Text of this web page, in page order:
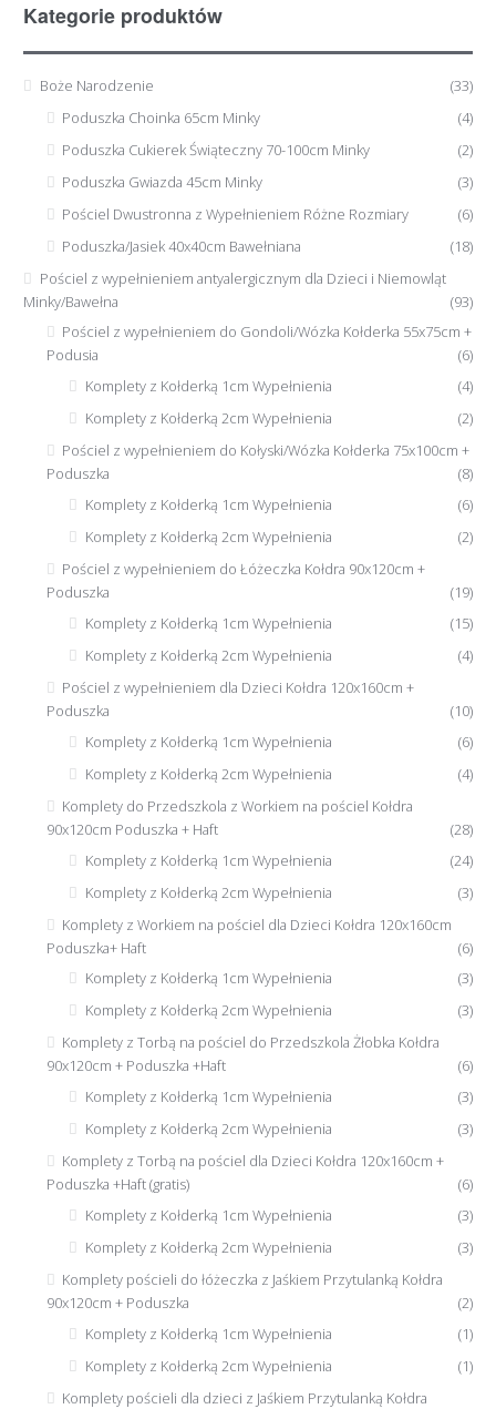
Kategorie produktów
Boże Narodzenie
(33)
Poduszka Choinka 65cm Minky
(4)
Poduszka Cukierek Świąteczny 70-100cm Minky
(2)
Poduszka Gwiazda 45cm Minky
(3)
Pościel Dwustronna z Wypełnieniem Różne Rozmiary
(6)
Poduszka/Jasiek 40x40cm Bawełniana
(18)
Pościel z wypełnieniem antyalergicznym dla Dzieci i Niemowląt
Minky/Bawełna
(93)
Pościel z wypełnieniem do Gondoli/Wózka Kołderka 55x75cm +
Podusia
(6)
Komplety z Kołderką 1cm Wypełnienia
(4)
Komplety z Kołderką 2cm Wypełnienia
(2)
Pościel z wypełnieniem do Kołyski/Wózka Kołderka 75x100cm +
Poduszka
(8)
Komplety z Kołderką 1cm Wypełnienia
(6)
Komplety z Kołderką 2cm Wypełnienia
(2)
Pościel z wypełnieniem do Łóżeczka Kołdra 90x120cm +
Poduszka
(19)
Komplety z Kołderką 1cm Wypełnienia
(15)
Komplety z Kołderką 2cm Wypełnienia
(4)
Pościel z wypełnieniem dla Dzieci Kołdra 120x160cm +
Poduszka
(10)
Komplety z Kołderką 1cm Wypełnienia
(6)
Komplety z Kołderką 2cm Wypełnienia
(4)
Komplety do Przedszkola z Workiem na pościel Kołdra
90x120cm Poduszka + Haft
(28)
Komplety z Kołderką 1cm Wypełnienia
(24)
Komplety z Kołderką 2cm Wypełnienia
(3)
Komplety z Workiem na pościel dla Dzieci Kołdra 120x160cm
Poduszka+ Haft
(6)
Komplety z Kołderką 1cm Wypełnienia
(3)
Komplety z Kołderką 2cm Wypełnienia
(3)
Komplety z Torbą na pościel do Przedszkola Żłobka Kołdra
90x120cm + Poduszka +Haft
(6)
Komplety z Kołderką 1cm Wypełnienia
(3)
Komplety z Kołderką 2cm Wypełnienia
(3)
Komplety z Torbą na pościel dla Dzieci Kołdra 120x160cm +
Poduszka +Haft (gratis)
(6)
Komplety z Kołderką 1cm Wypełnienia
(3)
Komplety z Kołderką 2cm Wypełnienia
(3)
Komplety pościeli do łóżeczka z Jaśkiem Przytulanką Kołdra
90x120cm + Poduszka
(2)
Komplety z Kołderką 1cm Wypełnienia
(1)
Komplety z Kołderką 2cm Wypełnienia
(1)
Komplety pościeli dla dzieci z Jaśkiem Przytulanką Kołdra